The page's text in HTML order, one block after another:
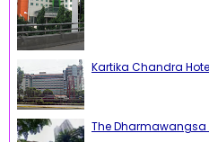
Kartika Chandra
The Dharmawangsa